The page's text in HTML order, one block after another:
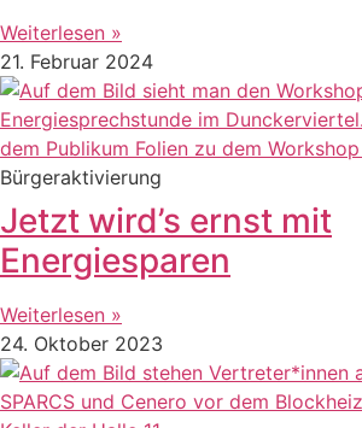
Weiterlesen »
21. Februar 2024
Bürgeraktivierung
Jetzt wird’s ernst mit
Energiesparen
Weiterlesen »
24. Oktober 2023